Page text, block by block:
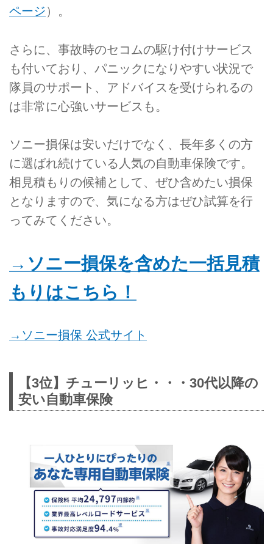
ページ）。
さらに、事故時のセコムの駆け付けサービス
も付いており、パニックになりやすい状況で
隊員のサポート、アドバイスを受けられるの
は非常に心強いサービスも。
ソニー損保は安いだけでなく、長年多くの方
に選ばれ続けている人気の自動車保険です。
相見積もりの候補として、ぜひ含めたい損保
となりますので、気になる方はぜひ試算を行
ってみてください。
→ソニー損保を含めた一括見積
もりはこちら！
→ソニー損保 公式サイト
【3位】チューリッヒ・・・30代以降の
安い自動車保険